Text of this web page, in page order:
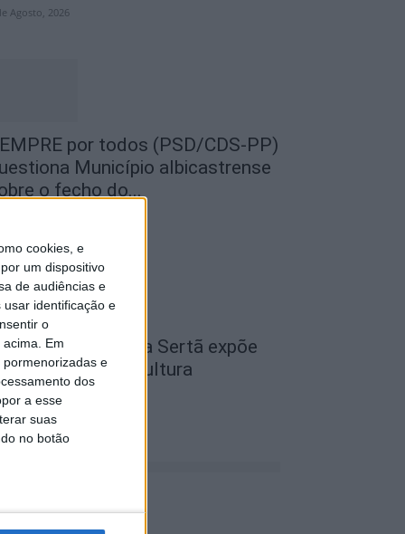
cookies, e
um dispositivo
de audiências e
identificação e
o
Em
e
dos
a esse
suas
no botão
Agosto, 2026
por todos (PSD/CDS-PP)
Município albicastrense
o fecho do...
Sénior da Sertã expõe
na Casa da Cultura